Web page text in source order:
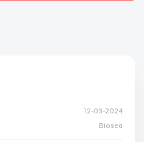
12-03-2024
Biosea